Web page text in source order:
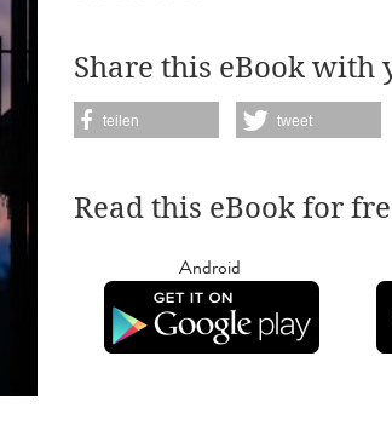
Share this eBook with
teilen tweet
Read this eBook for
Android